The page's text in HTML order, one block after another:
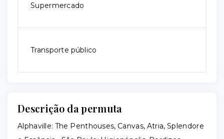
Supermercado
Transporte público
Descrição da permuta
Alphaville: The Penthouses, Canvas, Atria, Splendore